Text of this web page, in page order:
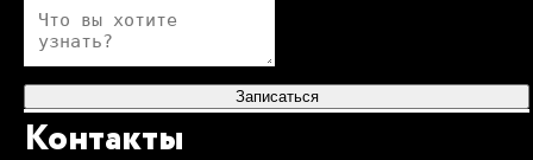
Записаться
Контакты